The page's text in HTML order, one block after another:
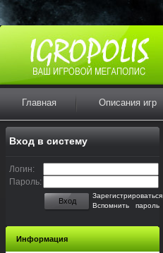
Главная Описания игр
Вход в систему
Логин:
Пароль:
Вход
Зарегистрироваться
Вспомнить пароль
Информация